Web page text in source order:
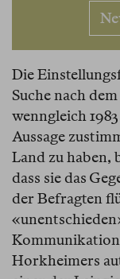
Die
Suche nach
wenngleich
Aussage
Land zu haben,
dass sie das
der Befragten
Horkheimers